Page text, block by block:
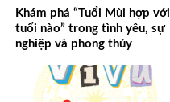
Khám phá “Tuổi Mùi hợp với
tuổi nào” trong tình yêu, sự
nghiệp và phong thủy